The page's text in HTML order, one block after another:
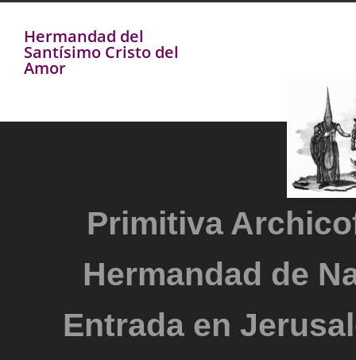
Hermandad del
Santísimo Cristo del
Amor
Primitiva
Hermandad de
Entrada en